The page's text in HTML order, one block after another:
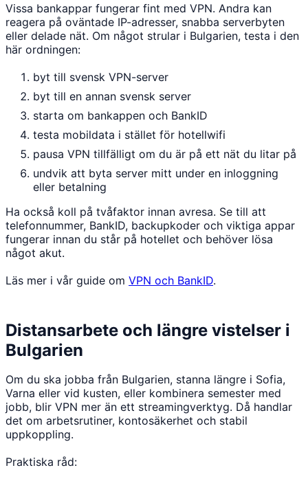
Vissa bankappar fungerar fint med VPN. Andra kan
reagera på oväntade IP-adresser, snabba serverbyten
eller delade nät. Om något strular i Bulgarien, testa i den
här ordningen:
byt till svensk VPN-server
byt till en annan svensk server
starta om bankappen och BankID
testa mobildata i stället för hotellwifi
pausa VPN tillfälligt om du är på ett nät du litar på
undvik att byta server mitt under en inloggning
eller betalning
Ha också koll på tvåfaktor innan avresa. Se till att
telefonnummer, BankID, backupkoder och viktiga appar
fungerar innan du står på hotellet och behöver lösa
något akut.
Läs mer i vår guide om VPN och BankID.
Distansarbete och längre vistelser i
Bulgarien
Om du ska jobba från Bulgarien, stanna längre i Sofia,
Varna eller vid kusten, eller kombinera semester med
jobb, blir VPN mer än ett streamingverktyg. Då handlar
det om arbetsrutiner, kontosäkerhet och stabil
uppkoppling.
Praktiska råd: